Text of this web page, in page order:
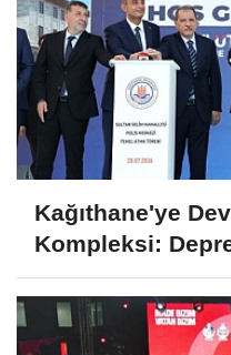
Kağıthane'ye
Kompleksi:
Huzur İçin Tarihi